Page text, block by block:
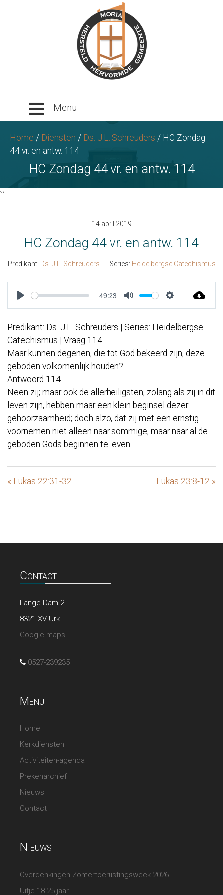
Home / Diensten / Ds. J.L. Schreuders / HC Zondag
44 vr. en antw. 114
HC Zondag 44 vr. en antw. 114
``
14 april 2019
HC Zondag 44 vr. en antw. 114
Predikant: Ds. J.L. Schreuders Series: Heidelbergse Catechismus
Play
49:23
Mute Settings
Predikant: Ds. J.L. Schreuders | Series: Heidelbergse
Catechismus | Vraag 114
Maar kunnen degenen, die tot God bekeerd zijn, deze
geboden volkomenlijk houden?
Antwoord 114
Neen zij; maar ook de allerheiligsten, zolang als zij in dit
leven zijn, hebben maar een klein beginsel dezer
gehoorzaamheid; doch alzo, dat zij met een ernstig
voornemen niet alleen naar sommige, maar naar al de
geboden Gods beginnen te leven.
« Lukas 22:31-32 Lukas 23:8-12 »
Contact
Lange Dam 2
8321 XV Urk
Google maps
0527-239235
Menu
Home
Kerkdiensten
Activiteiten-agenda
Prekenarchief
Nieuws
Contact
Nieuws
Overdenkingen Zomertoerustingsweek 2026
Uitje 18-25 jaar